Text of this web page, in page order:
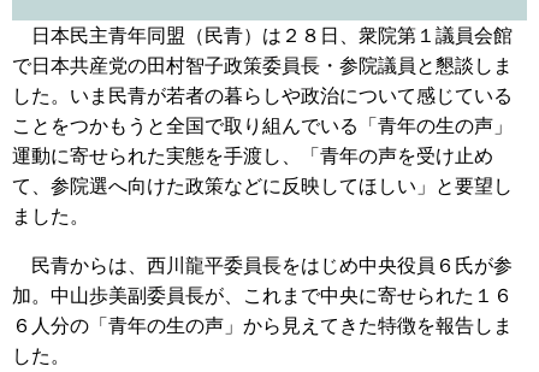
日本民主青年同盟（民青）は２８日、衆院第１議員会館
で日本共産党の田村智子政策委員長・参院議員と懇談しま
した。いま民青が若者の暮らしや政治について感じている
ことをつかもうと全国で取り組んでいる「青年の生の声」
運動に寄せられた実態を手渡し、「青年の声を受け止め
て、参院選へ向けた政策などに反映してほしい」と要望し
ました。
民青からは、西川龍平委員長をはじめ中央役員６氏が参
加。中山歩美副委員長が、これまで中央に寄せられた１６
６人分の「青年の生の声」から見えてきた特徴を報告しま
した。